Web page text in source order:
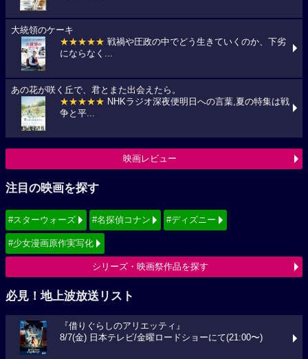
大統領のケーキ
★★★★★ 戦禍や圧政の中でどう生きていくのか、下劣
にならなく...
あの花が咲く丘で、君とまた出会えたら。
★★★★★ NHKラジオ深夜便明日への言葉,夏の特集は戦
争と平...
映画レビュー
注目の映画を探す
#スターウォーズ #名探偵コナン #ディズニー
#少女漫画原作実写化
シリーズ・映画祭作品を探す
必見！地上波放送リスト
『借りぐらしのアリエッティ』
8/7(金) 日本テレビ/金曜ロードショーにて(21:00〜)